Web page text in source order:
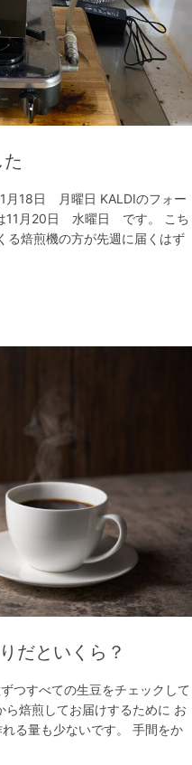
月18日 月曜日 KALDIのフォー
11月20日 水曜日 です。 こち
る焙煎機の方が先週に届くはず
だといくら？
つすべての生豆をチェックして
焙煎してお届けするために お
る量も少ないです。 手間をか